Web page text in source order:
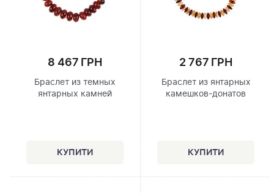
8 467 ГРН
Браслет из темных
янтарных камней
2 767 ГРН
Браслет из янтарных
камешков-донатов